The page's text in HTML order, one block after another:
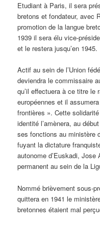
Etudiant à Paris, il sera
bretons et fondateur, avec
promotion de la langue
1939 il sera élu vice-
et le restera jusqu’en 1945.
Actif au sein de l’Union
deviendra le commissaire
qu’il effectuera à ce titre le
européennes et il
frontières ». Cette
identité l’amènera, au
ses fonctions au ministère
fuyant la dictature
autonome d’Euskadi, Jose
permanent au sein de la
Nommé brièvement sous-
quittera en 1941 le
bretonnes étaient mal